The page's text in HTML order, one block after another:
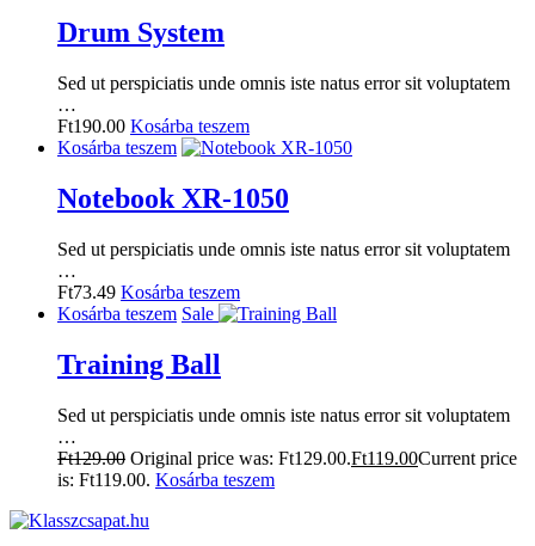
Drum System
Sed ut perspiciatis unde omnis iste natus error sit voluptatem
…
Ft190.00 Kosárba teszem
Kosárba teszem
Notebook XR-1050
Sed ut perspiciatis unde omnis iste natus error sit voluptatem
…
Ft73.49 Kosárba teszem
Kosárba teszem Sale
Training Ball
Sed ut perspiciatis unde omnis iste natus error sit voluptatem
…
Ft129.00 Original price was: Ft129.00.Ft119.00Current price
is: Ft119.00. Kosárba teszem